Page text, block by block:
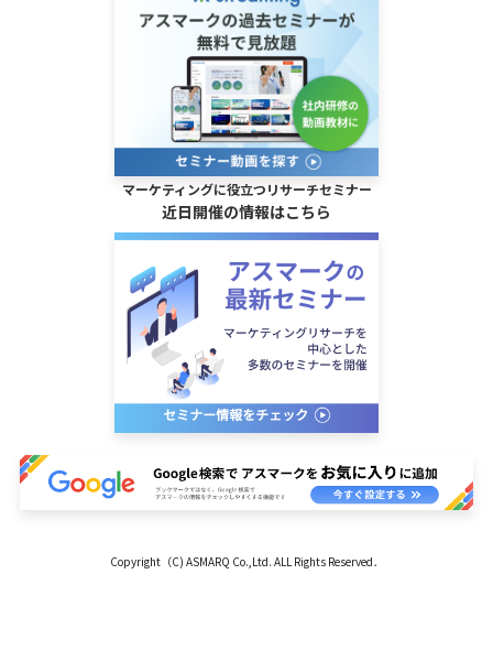
マーケティングに役立つリサーチセミナー
近日開催の情報はこちら
Copyright（C) ASMARQ Co.,Ltd. ALL Rights Reserved．